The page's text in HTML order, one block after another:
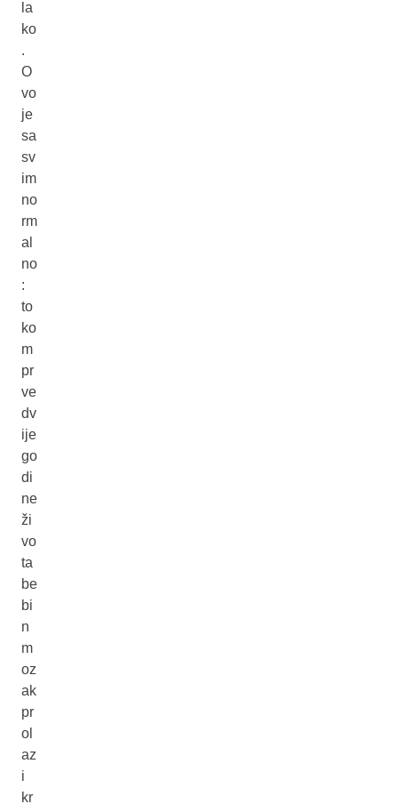
la
ko
.
O
vo
je
sa
sv
im
no
rm
al
no
:
to
ko
m
pr
ve
dv
ije
go
di
ne
ži
vo
ta
be
bi
n
m
oz
ak
pr
ol
az
i
kr